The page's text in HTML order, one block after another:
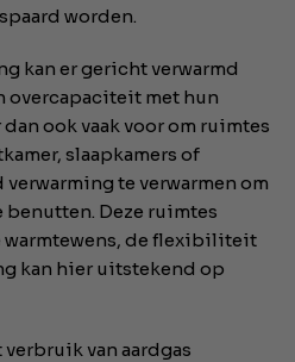
worden.
kan er gericht verwarmd
overcapaciteit met hun
ook vaak voor om ruimtes
slaapkamers of
te verwarmen om
Deze ruimtes
warmtewens, de flexibiliteit
kan hier uitstekend op
van aardgas